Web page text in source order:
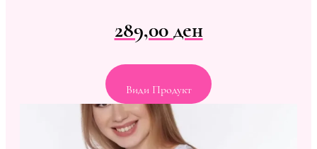
289,00ден
Види Продукт